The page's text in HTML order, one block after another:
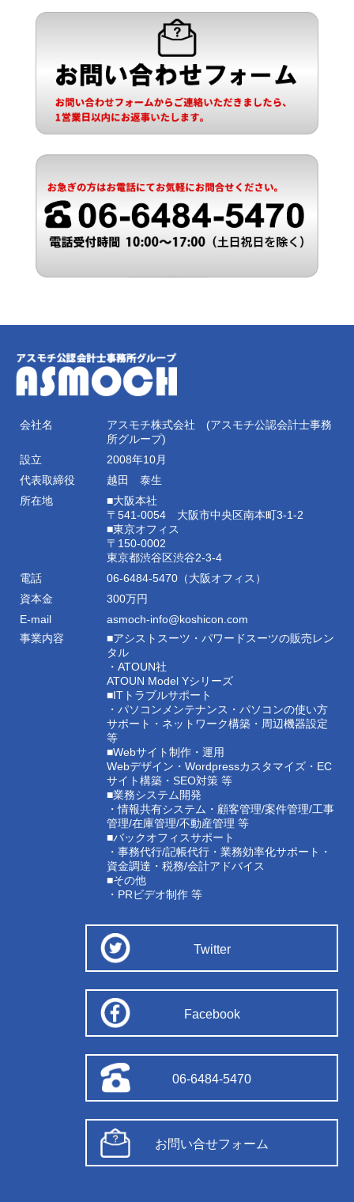
会社名
アスモチ株式会社 (アスモチ公認会計士事務
所グループ)
設立
2008年10月
代表取締役
越田 泰生
所在地
■大阪本社
〒541-0054 大阪市中央区南本町3-1-2
■東京オフィス
〒150-0002
東京都渋谷区渋谷2-3-4
電話
06-6484-5470（大阪オフィス）
資本金
300万円
E-mail
asmoch-info@koshicon.com
事業内容
■アシストスーツ・パワードスーツの販売レン
タル
・ATOUN社
ATOUN Model Yシリーズ
■ITトラブルサポート
・パソコンメンテナンス・パソコンの使い方
サポート・ネットワーク構築・周辺機器設定
等
■Webサイト制作・運用
Webデザイン・Wordpressカスタマイズ・EC
サイト構築・SEO対策 等
■業務システム開発
・情報共有システム・顧客管理/案件管理/工事
管理/在庫管理/不動産管理 等
■バックオフィスサポート
・事務代行/記帳代行・業務効率化サポート・
資金調達・税務/会計アドバイス
■その他
・PRビデオ制作 等
Twitter
Facebook
06-6484-5470
お問い合せフォーム